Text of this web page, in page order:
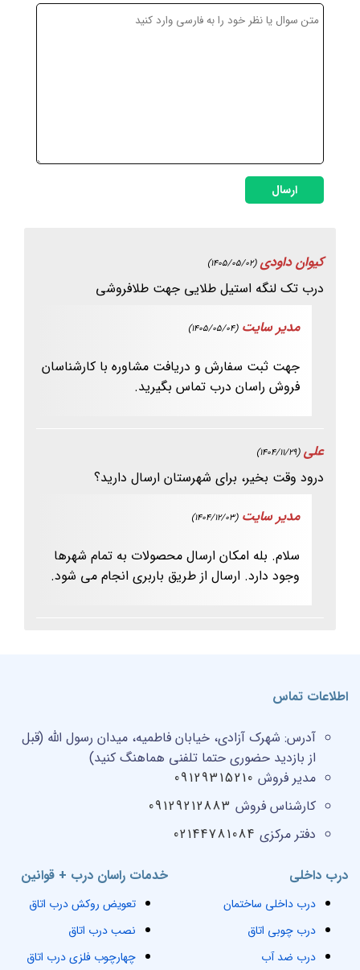
ارسال
کیوان داودی (1405/05/02)
درب تک لنگه استیل طلایی جهت طلافروشی
مدیر سایت (1405/05/04)
جهت ثبت سفارش و دریافت مشاوره با کارشناسان
فروش راسان درب تماس بگیرید.
علی (1404/11/29)
درود وقت بخیر، برای شهرستان ارسال دارید؟
مدیر سایت (1404/12/03)
سلام. بله امکان ارسال محصولات به تمام شهرها
وجود دارد. ارسال از طریق باربری انجام می شود.
خدمات راسان درب + قوانین
تعویض روکش درب اتاق
نصب درب اتاق
چهارچوب فلزی درب اتاق
درب داخلی
درب داخلی ساختمان
درب چوبی اتاق
درب ضد آب
اطلاعات تماس
آدرس: شهرک آزادی، خیابان فاطمیه، میدان رسول الله (قبل
از بازدید حضوری حتما تلفنی هماهنگ کنید)
مدیر فروش 09129315210
کارشناس فروش 09129212883
دفتر مرکزی 02144781084